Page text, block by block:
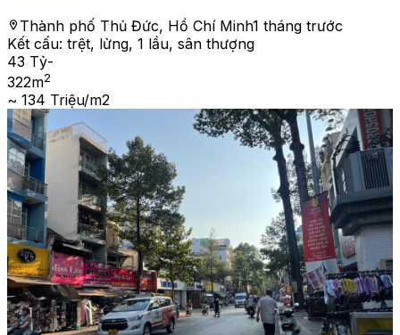
Thành phố Thủ Đức, Hồ Chí Minh1 tháng trước
Kết cấu: trệt, lửng, 1 lầu, sân thượng
43 Tỷ-
322m2
~ 134 Triệu/m2